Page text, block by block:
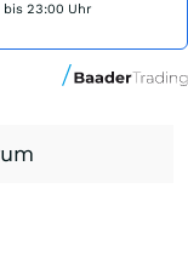
bis 23:00 Uhr